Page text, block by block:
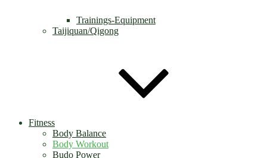
Trainings-Equipment
Taijiquan/Qigong
Fitness
Body Balance
Body Workout
Budo Power